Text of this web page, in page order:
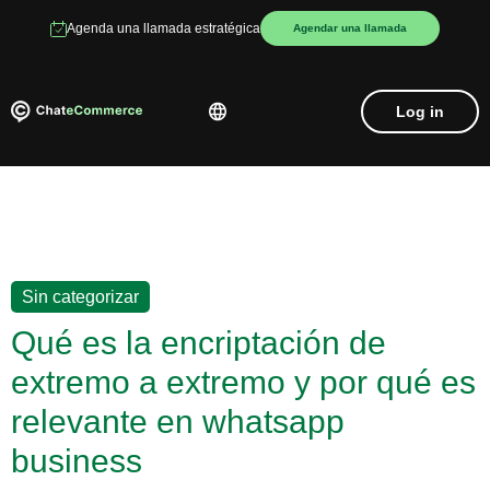
Agenda una llamada estratégica Agendar una llamada
Log in
Sin categorizar
Qué es la encriptación de
extremo a extremo y por qué es
relevante en whatsapp
business